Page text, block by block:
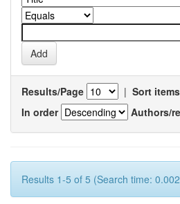
Results/Page | Sort
In order
Authors/
Results 1-5 of 5 (Search time: